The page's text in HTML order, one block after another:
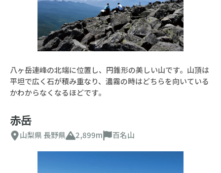
八ヶ岳連峰の北端に位置し、円錐形の美しい山です。山頂は
平坦で広く石が積み重なり、濃霧の時はどちらを向いている
かわからなくなるほどです。
赤岳
山梨県 長野県 2,899m 百名山